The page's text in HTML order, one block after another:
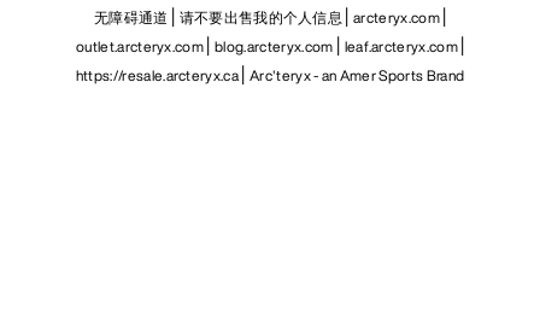
无障碍通道
请不要出售我的个人信息 arcteryx.com
outlet.arcteryx.com blog.arcteryx.com leaf.arcteryx.com
https://resale.arcteryx.ca Arc'teryx - an Amer Sports Brand